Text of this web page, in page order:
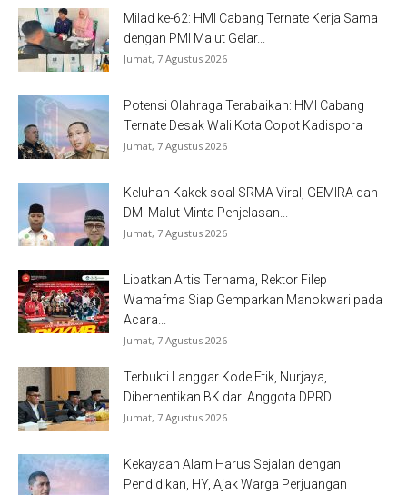
Milad ke-62: HMI Cabang Ternate Kerja Sama
dengan PMI Malut Gelar...
Jumat, 7 Agustus 2026
Potensi Olahraga Terabaikan: HMI Cabang
Ternate Desak Wali Kota Copot Kadispora
Jumat, 7 Agustus 2026
Keluhan Kakek soal SRMA Viral, GEMIRA dan
DMI Malut Minta Penjelasan...
Jumat, 7 Agustus 2026
Libatkan Artis Ternama, Rektor Filep
Wamafma Siap Gemparkan Manokwari pada
Acara...
Jumat, 7 Agustus 2026
Terbukti Langgar Kode Etik, Nurjaya,
Diberhentikan BK dari Anggota DPRD
Jumat, 7 Agustus 2026
Kekayaan Alam Harus Sejalan dengan
Pendidikan, HY, Ajak Warga Perjuangan